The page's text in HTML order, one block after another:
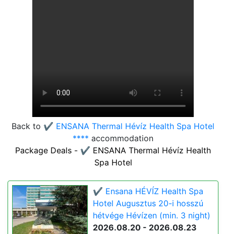
Back to ✔️ ENSANA Thermal Hévíz Health Spa Hotel
**** accommodation
Package Deals - ✔️ ENSANA Thermal Hévíz Health
Spa Hotel
✔️ Ensana HÉVÍZ Health Spa
Hotel Augusztus 20-i hosszú
hétvége Hévízen (min. 3 night)
2026.08.20 - 2026.08.23